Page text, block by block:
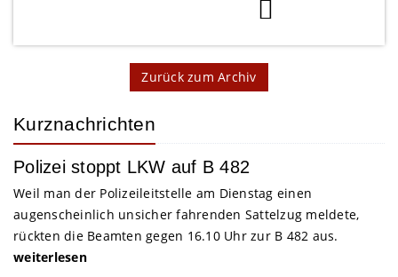
Zurück zum Archiv
Kurznachrichten
Polizei stoppt LKW auf B 482
Weil man der Polizeileitstelle am Dienstag einen
augenscheinlich unsicher fahrenden Sattelzug meldete,
rückten die Beamten gegen 16.10 Uhr zur B 482 aus.
weiterlesen